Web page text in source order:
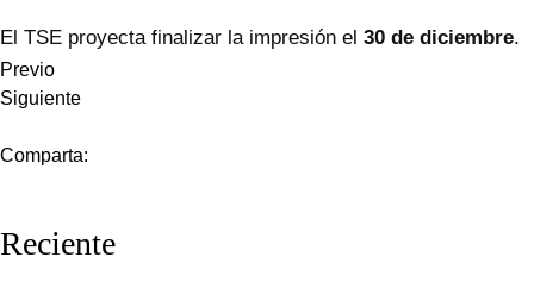
El TSE proyecta finalizar la impresión el 30 de diciembre.
Previo
Siguiente
Comparta:
Reciente